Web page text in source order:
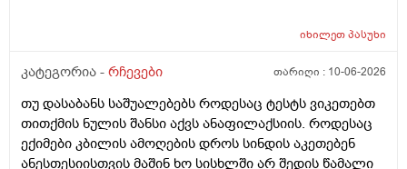
წავიდა არვოცი რავიყიდო როთ დავიბანო.დავიღალე
მაყროს და მექავება..მ ყან საშინლად გამოშრა ხელები
არსად და ვერც წავალ
იხილეთპასუხი
კატეგორია - რჩევები თარიღი : 10-06-2026
თუ დასაბანს საშუალებებს როდესაც ტესტს ვიკეთებთ
თითქმის ნულის შანსი აქვს ანაფილაქსიის. როდესაც
ექიმები კბილის ამოღების დროს სინდის აკეთებენ
ანესთესიისთვის მაშინ ხო სისხლში არ შედის წამალი